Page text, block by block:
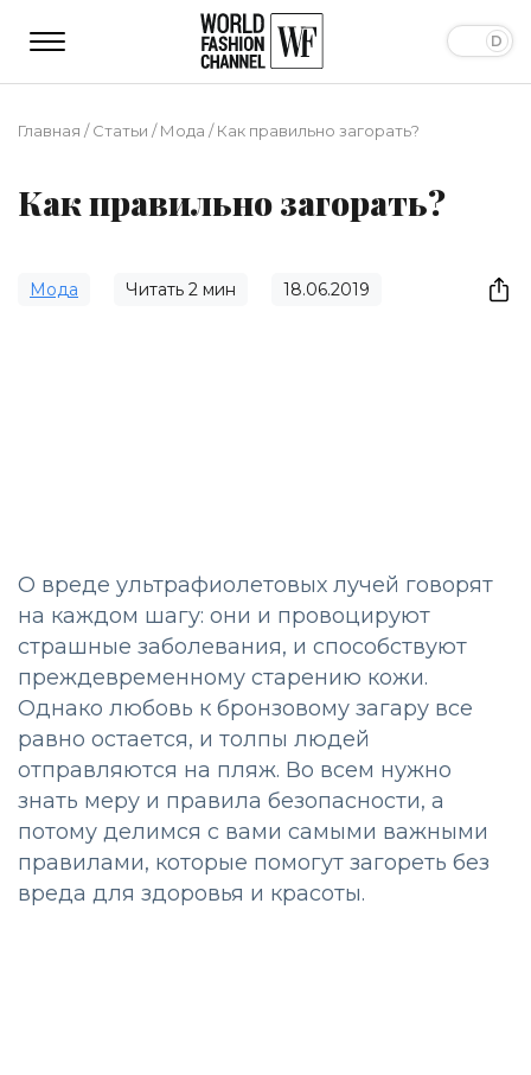
Главная /Статьи /Мода /Как правильно загорать?
Как правильно загорать?
Мода Читать 2 мин 18.06.2019
О вреде ультрафиолетовых лучей говорят
на каждом шагу: они и провоцируют
страшные заболевания, и способствуют
преждевременному старению кожи.
Однако любовь к бронзовому загару все
равно остается, и толпы людей
отправляются на пляж. Во всем нужно
знать меру и правила безопасности, а
потому делимся с вами самыми важными
правилами, которые помогут загореть без
вреда для здоровья и красоты.